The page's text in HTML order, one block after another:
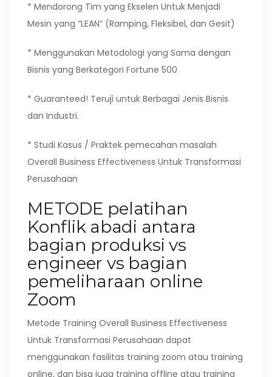
* Mendorong Tim yang Ekselen Untuk Menjadi
Mesin yang “LEAN” (Ramping, Fleksibel, dan Gesit)
* Menggunakan Metodologi yang Sama dengan
Bisnis yang Berkategori Fortune 500
* Guaranteed! Teruji untuk Berbagai Jenis Bisnis
dan Industri.
* Studi Kasus / Praktek pemecahan masalah
Overall Business Effectiveness Untuk Transformasi
Perusahaan
METODE pelatihan
Konflik abadi antara
bagian produksi vs
engineer vs bagian
pemeliharaan online
Zoom
Metode Training Overall Business Effectiveness
Untuk Transformasi Perusahaan dapat
menggunakan fasilitas training zoom atau training
online, dan bisa juga training offline atau training